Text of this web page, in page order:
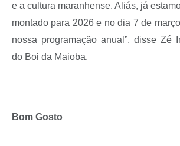
e a cultura maranhense. Aliás, já
montado para 2026 e no dia 7 de
nossa programação anual”, disse Zé
do Boi da Maioba.
Bom Gosto